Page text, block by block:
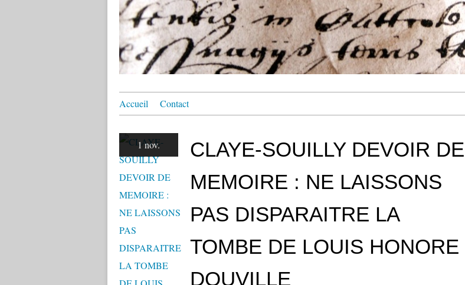
Accueil Contact
1 nov.
CLAYE-SOUILLY DEVOIR DE
MEMOIRE : NE LAISSONS
PAS DISPARAITRE LA
TOMBE DE LOUIS HONORE
DOUVILLE